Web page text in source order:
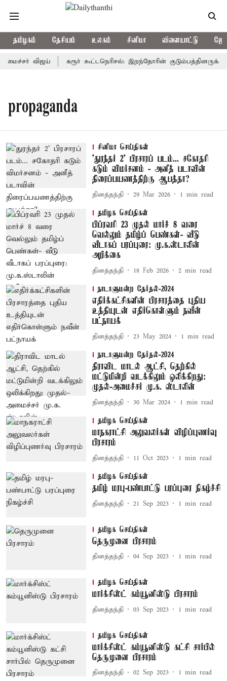
தமிழகம் தேசியம் உலகம் சினிமா விளையாட்டு
விஜய் கரூர் கூட்டநெரிசல்: இறந்தோரின்
propaganda
சினிமா செய்திகள்
'துரந்தர் 2' பிரசாரப் படம்... சகோதரி
கடும் விமர்சனம் - அனீத் படாவின்
திரைப்பயணத்திற்கு ஆபத்தா?
தினத்தந்தி 29 Mar 2026 1 min read
தமிழக செய்திகள்
பிப்ரவரி 23 முதல் மார்ச் 8 வரை
வெல்லும் தமிழ்ப் பெண்கள்- வீடு
வீடாகப் பரப்புரை: மு.க.ஸ்டாலின்
அறிக்கை
தினத்தந்தி 18 Feb 2026 2 min read
நாடாளுமன்ற தேர்தல்-2024
எதிர்க்கட்சிகளின் பிரசாரத்தை புதிய
உத்தியுடன் எதிர்கொள்ளும் நவீன்
பட்நாயக்
தினத்தந்தி 23 May 2024 1 min read
நாடாளுமன்ற தேர்தல்-2024
திராவிட மாடல் ஆட்சி, தெற்கில்
மட்டுமின்றி வடக்கிலும் ஒலிக்கிறது:
முதல்-அமைச்சர் மு.க. ஸ்டாலின்
தினத்தந்தி 30 Mar 2024 1 min read
தமிழக செய்திகள்
மாநகராட்சி அலுவலர்கள் விழிப்புணர்வு
பிரசாரம்
தினத்தந்தி 11 Oct 2023 1 min read
தமிழக செய்திகள்
தமிழ் மரபு-பண்பாட்டு பரப்புரை நிகழ்ச்சி
தினத்தந்தி 21 Sep 2023 1 min read
தமிழக செய்திகள்
தெருமுனை பிரசாரம்
தினத்தந்தி 04 Sep 2023 1 min read
தமிழக செய்திகள்
மார்க்சிஸ்ட் கம்யூனிஸ்டு பிரசாரம்
தினத்தந்தி 03 Sep 2023 1 min read
தமிழக செய்திகள்
மார்க்சிஸ்ட் கம்யூனிஸ்டு கட்சி சார்பில்
தெருமுனை பிரசாரம்
தினத்தந்தி 02 Sep 2023 1 min read